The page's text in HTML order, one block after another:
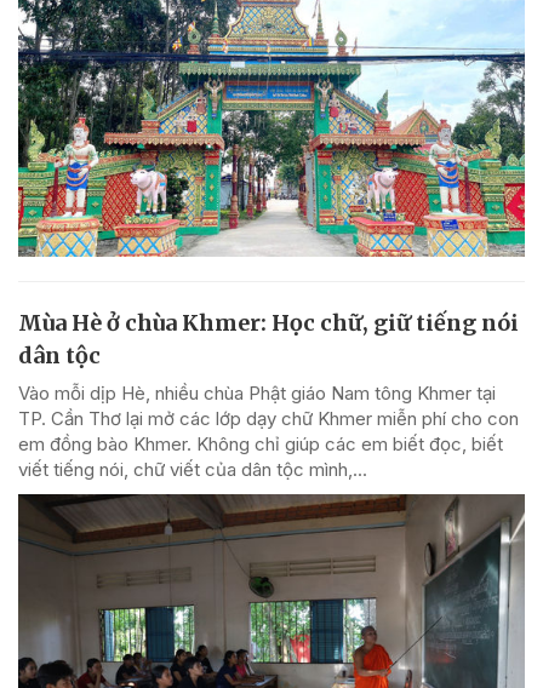
Mùa Hè ở chùa Khmer: Học chữ, giữ tiếng nói
dân tộc
Vào mỗi dịp Hè, nhiều chùa Phật giáo Nam tông Khmer tại
TP. Cần Thơ lại mở các lớp dạy chữ Khmer miễn phí cho con
em đồng bào Khmer. Không chỉ giúp các em biết đọc, biết
viết tiếng nói, chữ viết của dân tộc mình,...